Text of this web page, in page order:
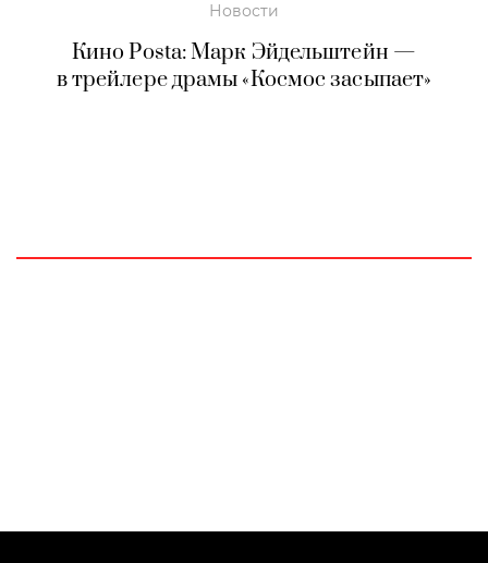
Новости
Кино Posta: Марк Эйдельштейн —
в трейлере драмы «Космос засыпает»